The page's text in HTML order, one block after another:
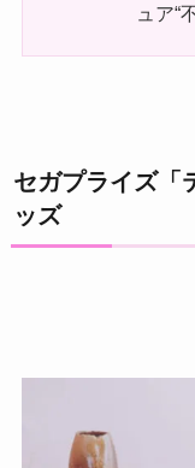
ュア“
セガプライズ「
ッズ